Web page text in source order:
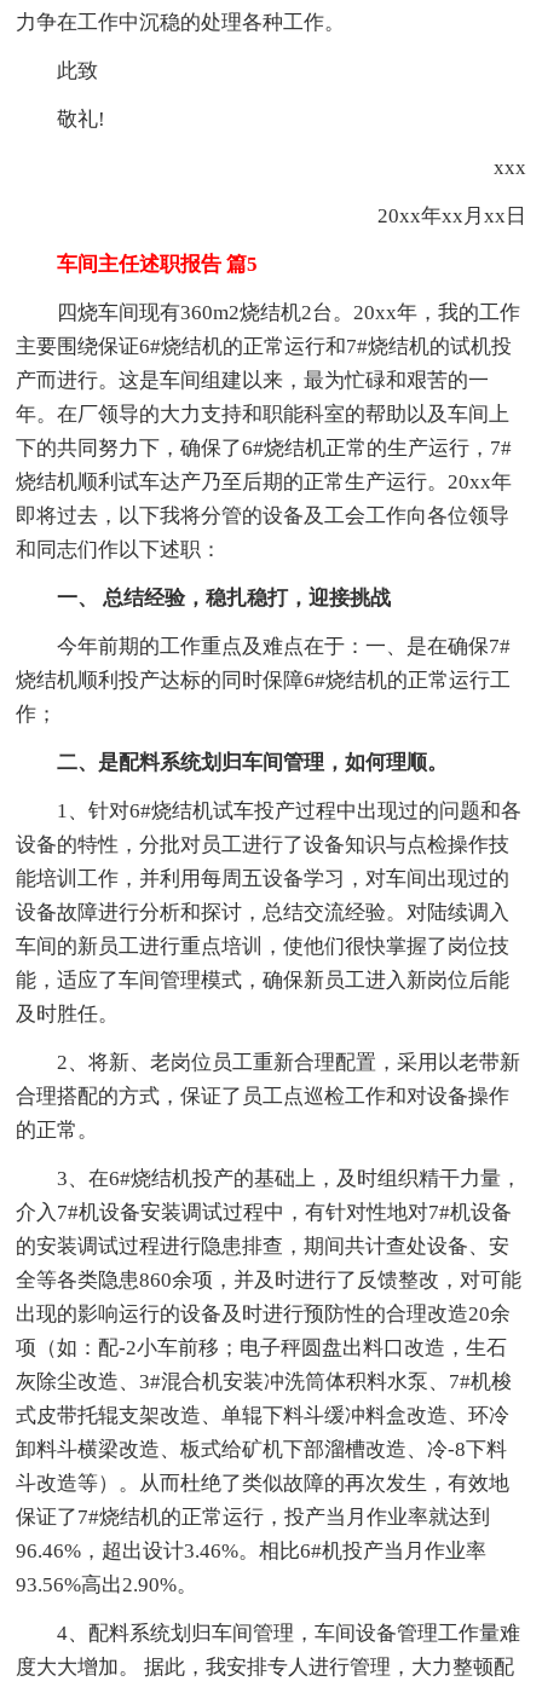
力争在工作中沉稳的处理各种工作。
此致
敬礼!
xxx
20xx年xx月xx日
车间主任述职报告 篇5
四烧车间现有360m2烧结机2台。20xx年，我的工作
主要围绕保证6#烧结机的正常运行和7#烧结机的试机投
产而进行。这是车间组建以来，最为忙碌和艰苦的一
年。在厂领导的大力支持和职能科室的帮助以及车间上
下的共同努力下，确保了6#烧结机正常的生产运行，7#
烧结机顺利试车达产乃至后期的正常生产运行。20xx年
即将过去，以下我将分管的设备及工会工作向各位领导
和同志们作以下述职：
一、 总结经验，稳扎稳打，迎接挑战
今年前期的工作重点及难点在于：一、是在确保7#
烧结机顺利投产达标的同时保障6#烧结机的正常运行工
作；
二、是配料系统划归车间管理，如何理顺。
1、针对6#烧结机试车投产过程中出现过的问题和各
设备的特性，分批对员工进行了设备知识与点检操作技
能培训工作，并利用每周五设备学习，对车间出现过的
设备故障进行分析和探讨，总结交流经验。对陆续调入
车间的新员工进行重点培训，使他们很快掌握了岗位技
能，适应了车间管理模式，确保新员工进入新岗位后能
及时胜任。
2、将新、老岗位员工重新合理配置，采用以老带新
合理搭配的方式，保证了员工点巡检工作和对设备操作
的正常。
3、在6#烧结机投产的基础上，及时组织精干力量，
介入7#机设备安装调试过程中，有针对性地对7#机设备
的安装调试过程进行隐患排查，期间共计查处设备、安
全等各类隐患860余项，并及时进行了反馈整改，对可能
出现的影响运行的设备及时进行预防性的合理改造20余
项（如：配-2小车前移；电子秤圆盘出料口改造，生石
灰除尘改造、3#混合机安装冲洗筒体积料水泵、7#机梭
式皮带托辊支架改造、单辊下料斗缓冲料盒改造、环冷
卸料斗横梁改造、板式给矿机下部溜槽改造、冷-8下料
斗改造等）。从而杜绝了类似故障的再次发生，有效地
保证了7#烧结机的正常运行，投产当月作业率就达到
96.46%，超出设计3.46%。相比6#机投产当月作业率
93.56%高出2.90%。
4、配料系统划归车间管理，车间设备管理工作量难
度大大增加。 据此，我安排专人进行管理，大力整顿配